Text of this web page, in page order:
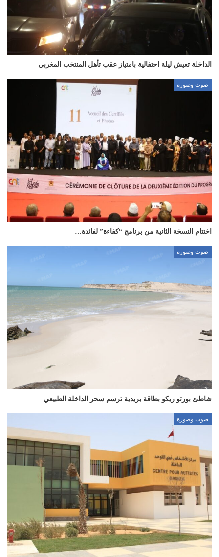
الداخلة تعيش ليلة احتفالية بامتياز عقب تأهل المنتخب المغربي
صوت وصورة
اختتام النسخة الثانية من برنامج “كفاءة” لفائدة…
صوت وصورة
شاطئ بورتو ريكو بطاقة بريدية ترسم سحر الداخلة الطبيعي
صوت وصورة